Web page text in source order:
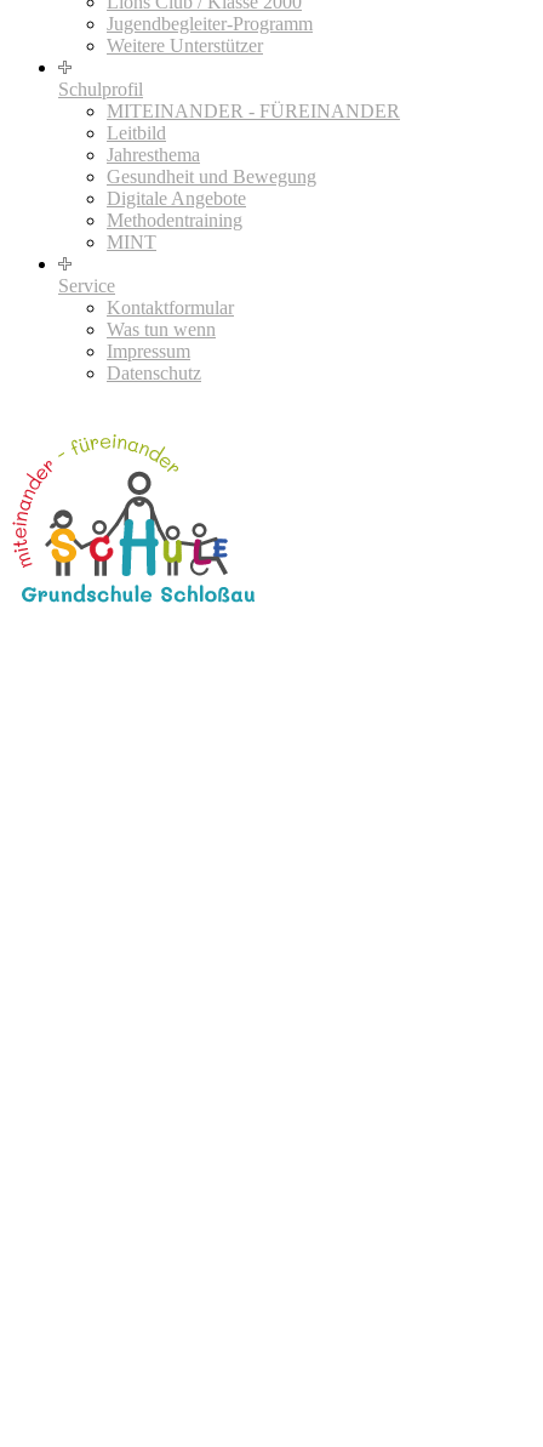
Jugendbegleiter-Programm
Weitere Unterstützer
Schulprofil
MITEINANDER - FÜREINANDER
Leitbild
Jahresthema
Gesundheit und Bewegung
Digitale Angebote
Methodentraining
MINT
Service
Kontaktformular
Was tun wenn
Impressum
Datenschutz